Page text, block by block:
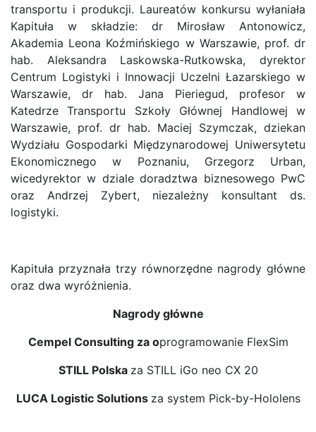
transportu i produkcji. Laureatów konkursu wyłaniała
Kapituła w składzie: dr Mirosław Antonowicz,
Akademia Leona Koźmińskiego w Warszawie, prof. dr
hab. Aleksandra Laskowska-Rutkowska, dyrektor
Centrum Logistyki i Innowacji Uczelni Łazarskiego w
Warszawie, dr hab. Jana Pieriegud, profesor w
Katedrze Transportu Szkoły Głównej Handlowej w
Warszawie, prof. dr hab. Maciej Szymczak, dziekan
Wydziału Gospodarki Międzynarodowej Uniwersytetu
Ekonomicznego w Poznaniu, Grzegorz Urban,
wicedyrektor w dziale doradztwa biznesowego PwC
oraz Andrzej Zybert, niezależny konsultant ds.
logistyki.
Kapituła przyznała trzy równorzędne nagrody główne
oraz dwa wyróżnienia.
Nagrody główne
Cempel Consulting za oprogramowanie FlexSim
STILL Polska za STILL iGo neo CX 20
LUCA Logistic Solutions za system Pick-by-Hololens